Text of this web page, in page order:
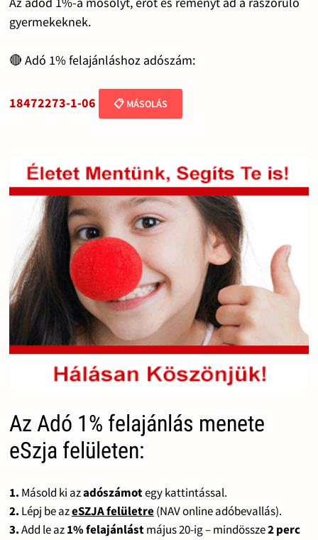
gyermekeknek.
🔴 Adó 1% felajánláshoz adószám:
18472273-1-06 📋 MÁSOLÁS
Az Adó 1% felajánlás menete
eSzja felületen:
1. Másold ki azadószámotegy kattintással.
2. Lépj be azeSZJA felületre(NAV online adóbevallás).
3.Add le az1% felajánlástmájus 20-ig – mindössze2 perc